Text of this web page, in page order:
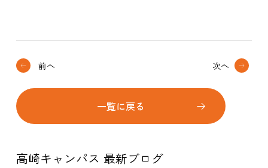
前へ
一覧に戻る
次へ
高崎キャンパス 最新ブログ